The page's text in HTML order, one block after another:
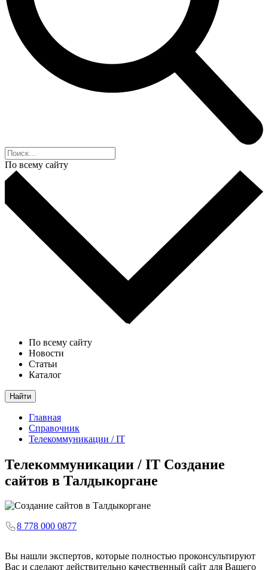
По всему сайту
По всему сайту
Новости
Статьи
Каталог
Найти
Главная
Справочник
Телекоммуникации / IT
Телекоммуникации / IT Создание
сайтов в Талдыкоргане
8 778 000 0877
Вы нашли экспертов, которые полностью проконсультируют
Вас и сделают действительно качественный сайт для Вашего